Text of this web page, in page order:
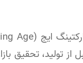
تولید، تحقیق